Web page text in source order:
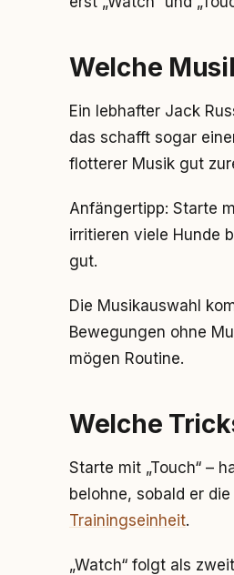
Welche
Ein lebhafter Jack
das schafft sogar
flotterer Musik gut
Anfängertipp: Starte
irritieren viele Hunde
gut.
Die Musikauswahl
Bewegungen ohne
mögen Routine.
Welche
Starte mit „Touch“ –
belohne, sobald er
Trainingseinheit.
„Watch“ folgt als